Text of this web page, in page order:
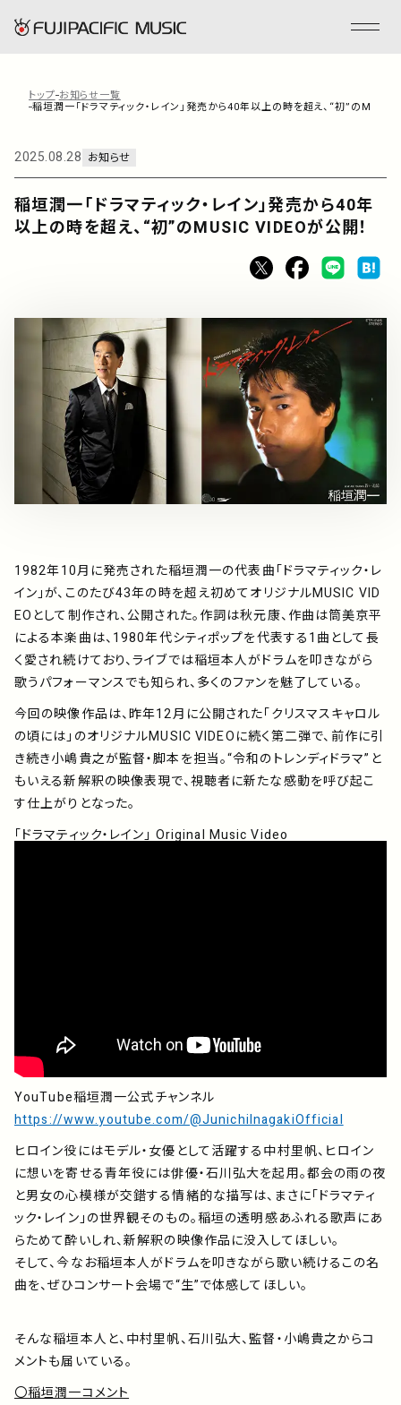
フジパシフィックミュージックとは
会社情報
事業内容
管理楽曲
アーティスト
プレイリスト
映像制作
お問い合わせ 楽曲利用申込
トップ お知らせ一覧
稲垣潤一「ドラマティック・レイン」発売から40年以上の時を超え、“初”の
稲垣潤一「ドラマティック・レイン」発売から40年
以上の時を超え、“初”のMUSIC VIDEOが公開！
2025.08.28 お知らせ
1982年10月に発売された稲垣潤一の代表曲「ドラマティック・レ
イン」が、このたび43年の時を超え初めてオリジナルMUSIC VID
EOとして制作され、公開された。作詞は秋元康、作曲は筒美京平
による本楽曲は、1980年代シティポップを代表する1曲として長
く愛され続けており、ライブでは稲垣本人がドラムを叩きながら
歌うパフォーマンスでも知られ、多くのファンを魅了している。
今回の映像作品は、昨年12月に公開された「クリスマスキャロル
の頃には」のオリジナルMUSIC VIDEOに続く第二弾で、前作に引
き続き小嶋貴之が監督・脚本を担当。“令和のトレンディドラマ”と
もいえる新解釈の映像表現で、視聴者に新たな感動を呼び起こ
す仕上がりとなった。
「ドラマティック・レイン」 Original Music Video
YouTube稲垣潤一公式チャンネル
https://www.youtube.com/@JunichiInagakiOfficial
ヒロイン役にはモデル・女優として活躍する中村里帆、ヒロイン
に想いを寄せる青年役には俳優・石川弘大を起用。都会の雨の夜
と男女の心模様が交錯する情緒的な描写は、まさに「ドラマティ
ック・レイン」の世界観そのもの。稲垣の透明感あふれる歌声にあ
らためて酔いしれ、新解釈の映像作品に没入してほしい。
そして、今なお稲垣本人がドラムを叩きながら歌い続けるこの名
曲を、ぜひコンサート会場で“生”で体感してほしい。
そんな稲垣本人と、中村里帆、石川弘大、監督・小嶋貴之からコ
メントも届いている。
〇稲垣潤一コメント